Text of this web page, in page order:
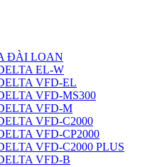
ĐÀI LOAN
EL-W
VFD-EL
VFD-MS300
VFD-M
VFD-C2000
VFD-CP2000
VFD-C2000 PLUS
VFD-B